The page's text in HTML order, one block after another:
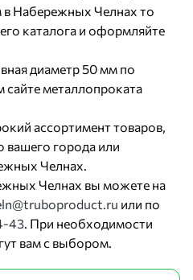
Набережных Челнах то
каталога и оформляйте
диаметр 50 мм по
металлопроката
ассортимент товаров,
вашего города или
Челнах.
Челнах вы можете на
или по
43. При необходимости
вам с выбором.